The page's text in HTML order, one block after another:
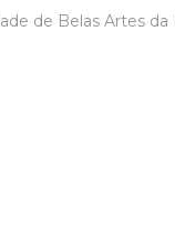
de Belas Artes